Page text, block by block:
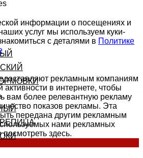
информации о посещениях и
услуг мы используем куки-
с деталями в Политике
рекламным компаниям
в интернете, чтобы
вам более релевантную рекламу
показов рекламы. Эта
передана другим рекламным
нами рекламных
здесь.